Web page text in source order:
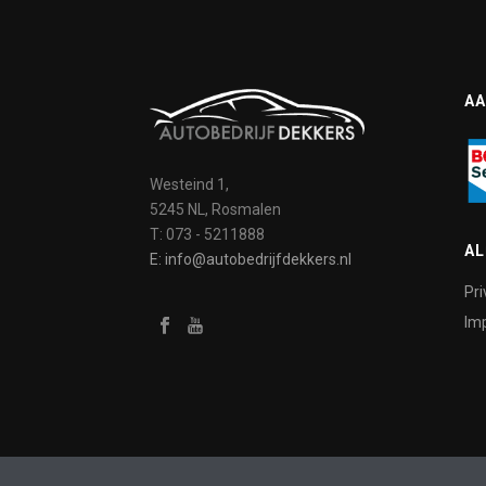
Westeind 1,
5245 NL, Rosmalen
T: 073 - 5211888
E: info@autobedrijfdekkers.nl